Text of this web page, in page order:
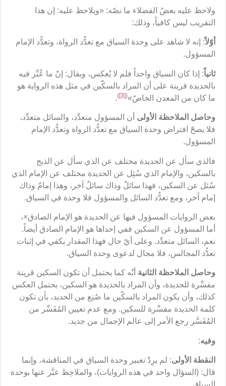
ولاحظ عليه بعضُ الفضلاء ما نصّه: «ويلاحظ عليه: إن هذا
التقريب ليس كافياً، وذلك:
أوّلاً: إنه لا شاهد على وحدة السياق مع تعدُّد الرواة، وتعدُّد الإمام
المسؤول.
ثانياً: إذا كان السياق واحداً فلم لا يُعكس، ويقال: إنّ ما عُبِّر فيه
بالحديدة قرينة على أن المراد بالسكّين في مثل هذه الرواية هو
ما كان من المعدن الخاصّ»(
[3]
)
.
وحاصل الملاحظة الأولى أن المسؤول متعدِّد، والسائل متعدِّد،
فلا يصحّ افتراض وحدة السياق مع تعدُّد الرواة وتعدُّد الإمام
المسؤول.
فالذي سأل عن الحديدة مختلف عن الذي سأل عن الذبح
بالسكين، والإمام الذي سُئِل عن الحديدة مختلف عن الإمام الذي
سُئل عن السكين، فهذا سائلٌ وذاك سائلٌ آخر، وهذا إمامٌ وذاك
إمام آخر، ومع تعدُّد السائل والمسؤول فلا وحدة في السياق.
بعض الروايات المسؤول فيها عن الحديدة هو الإمام الصادق×،
أما المسؤول عن السكين ففي إحداها هو الإمام الصادق أيضاً.
نعم، السائل متعدِّد. وعلى أيّ حال فهذا المقدار يكفي في إثبات
تعدُّد المجالس، فلا مجال لدعوى وحدة السياق.
وحاصل الملاحظة الثانية أنّه كما يحتمل أن تكون السكين قرينة
مفسِّرة للحديدة، وأن المراد بالحديدة هو السكين، يحتمل العكس
كذلك، وأن يكون المراد بالسكّين ما صُنِع من الحديد، بأن تكون
كلمة الحديدة مفسِّرة للسكين. ومع عدم تعيين المُفَسِّر من
المُفَسَّر رجع الأمر إلى عالم الإجمال من جديد.
وفيه:
النقطة الأولى: لم يرِدْ تعبير وحدة السياق في المناقشة، وإنما
قال: (السؤال واحد في هذه الروايات)، والملاحِظ عبَّر عنها بوحدة